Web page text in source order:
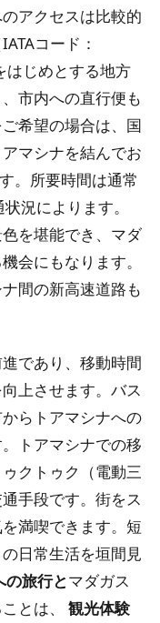
アクセスは比較的
コード：
はじめとする地方
市内への直行便も
希望の場合は、国
マシナを結んでお
。所要時間は通常
況によります。
を堪能でき、マダ
会にもなります。
間の新高速道路も
であり、移動時間
上させます。バス
らトアマシナへの
トアマシナでの移
クトゥク（電動三
手段です。街をス
満喫できます。短
日常生活を垣間見
の旅行とマダガス
とは、 観光体験